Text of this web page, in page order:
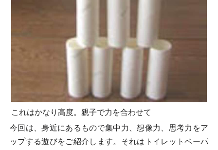
これはかなり高度。親子で力を合わせて
今回は、身近にあるもので集中力、想像力、思考力をア
ップする遊びをご紹介します。それはトイレットペーパ